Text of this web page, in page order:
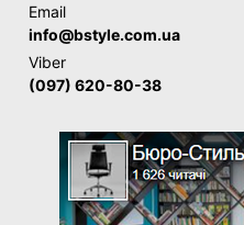
Email
info@bstyle.com.ua
Viber
(097) 620-80-38